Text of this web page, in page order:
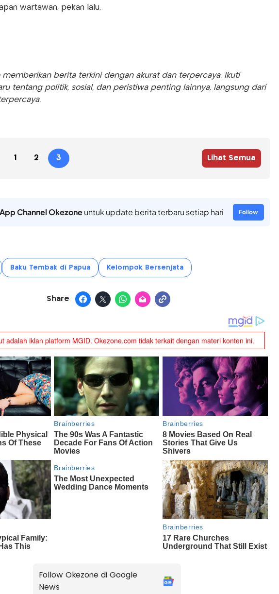
wartawan, pekan lalu.
memberikan berita terkini dengan akurat dan terpercaya. Ikuti
tentang politik, sosial, dan peristiwa penting lainnya, langsung dari
1 2 3 Lihat Semua
Channel Okezoneuntuk update berita terbaru setiap hari Follow
Baku Tembak di Papua Kelompok Bersenjata
Share
Follow Okezone di Google
News